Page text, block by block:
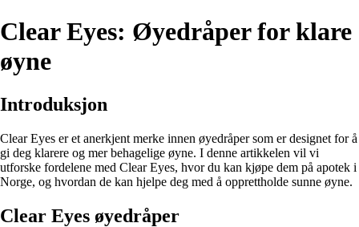
Clear Eyes: Øyedråper for klare
øyne
Introduksjon
Clear Eyes er et anerkjent merke innen øyedråper som er designet for å
gi deg klarere og mer behagelige øyne. I denne artikkelen vil vi
utforske fordelene med Clear Eyes, hvor du kan kjøpe dem på apotek i
Norge, og hvordan de kan hjelpe deg med å opprettholde sunne øyne.
Clear Eyes øyedråper